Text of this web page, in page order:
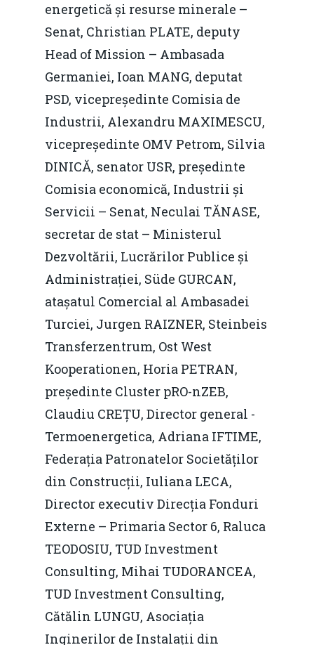
energetică și resurse minerale –
Senat, Christian PLATE, deputy
Head of Mission – Ambasada
Germaniei, Ioan MANG, deputat
PSD, vicepreședinte Comisia de
Industrii, Alexandru MAXIMESCU,
vicepreședinte OMV Petrom, Silvia
DINICĂ, senator USR, președinte
Comisia economică, Industrii și
Servicii – Senat, Neculai TĂNASE,
secretar de stat – Ministerul
Dezvoltării, Lucrărilor Publice și
Administrației, Süde GURCAN,
atașatul Comercial al Ambasadei
Turciei, Jurgen RAIZNER, Steinbeis
Transferzentrum, Ost West
Kooperationen, Horia PETRAN,
președinte Cluster pRO-nZEB,
Claudiu CREȚU, Director general -
Termoenergetica, Adriana IFTIME,
Federația Patronatelor Societăților
din Construcții, Iuliana LECA,
Director executiv Direcția Fonduri
Externe – Primaria Sector 6, Raluca
TEODOSIU, TUD Investment
Consulting, Mihai TUDORANCEA,
TUD Investment Consulting,
Cătălin LUNGU, Asociația
Inginerilor de Instalații din